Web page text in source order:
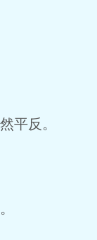
平反。